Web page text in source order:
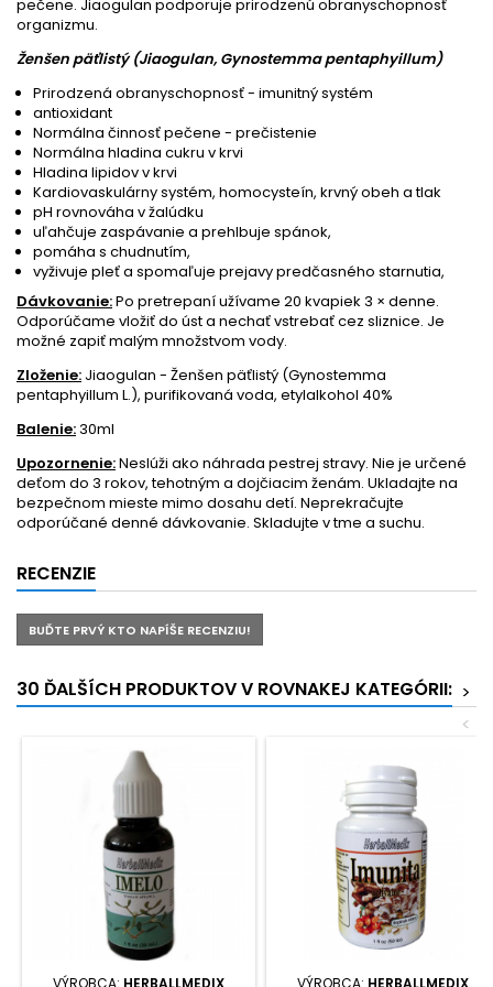
pečene. Jiaogulan podporuje prirodzenú obranyschopnosť
organizmu.
Ženšen päťlistý (Jiaogulan, Gynostemma pentaphyillum)
Prirodzená obranyschopnosť - imunitný systém
antioxidant
Normálna činnosť pečene - prečistenie
Normálna hladina cukru v krvi
Hladina lipidov v krvi
Kardiovaskulárny systém, homocysteín, krvný obeh a tlak
pH rovnováha v žalúdku
uľahčuje zaspávanie a prehlbuje spánok,
pomáha s chudnutím,
vyživuje pleť a spomaľuje prejavy predčasného starnutia,
Dávkovanie:Po pretrepaní užívame 20 kvapiek 3 × denne.
Odporúčame vložiť do úst a nechať vstrebať cez sliznice. Je
možné zapiť malým množstvom vody.
Zloženie: Jiaogulan - Ženšen päťlistý (Gynostemma
pentaphyillum L.), purifikovaná voda, etylalkohol 40%
Balenie:30ml
Upozornenie:Neslúži ako náhrada pestrej stravy. Nie je určené
deťom do 3 rokov, tehotným a dojčiacim ženám. Ukladajte na
bezpečnom mieste mimo dosahu detí. Neprekračujte
odporúčané denné dávkovanie. Skladujte v tme a suchu.
RECENZIE
BUĎTE PRVÝ KTO NAPÍŠE RECENZIU!
30 ĎALŠÍCH PRODUKTOV V ROVNAKEJ KATEGÓRII: >
<
VÝROBCA: HERBALLMEDIX VÝROBCA: HERBALLMEDIX